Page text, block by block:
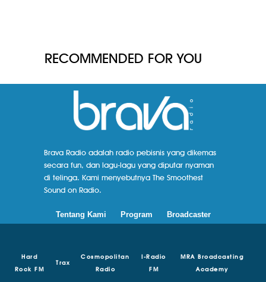
RECOMMENDED FOR YOU
Brava Radio adalah radio pebisnis yang dikemas
secara fun, dan lagu-lagu yang diputar nyaman
di telinga. Kami menyebutnya The Smoothest
Sound on Radio.
Tentang Kami Program Broadcaster
Hard
Rock FM
Trax
Cosmopolitan
Radio
I-Radio
FM
MRA Broadcasting
Academy